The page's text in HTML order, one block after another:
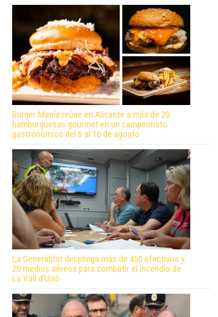
Burger Manía reúne en Alicante a más de 20
hamburguesas gourmet en un campeonato
gastronómico del 6 al 16 de agosto
La Generalitat despliega más de 450 efectivos y
20 medios aéreos para combatir el incendio de
La Vall d’Uixó